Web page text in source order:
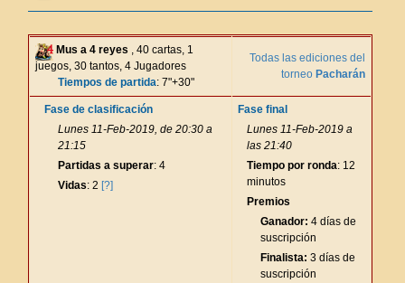
Mus a 4 reyes , 40 cartas, 1
juegos, 30 tantos, 4 Jugadores
Tiempos de partida: 7"+30"
Todas las ediciones del
torneo Pacharán
Fase de clasificación
Lunes 11-Feb-2019, de 20:30 a
21:15
Partidas a superar: 4
Vidas: 2 [?]
Fase final
Lunes 11-Feb-2019 a
las 21:40
Tiempo por ronda: 12
minutos
Premios
Ganador: 4 días de
suscripción
Finalista: 3 días de
suscripción